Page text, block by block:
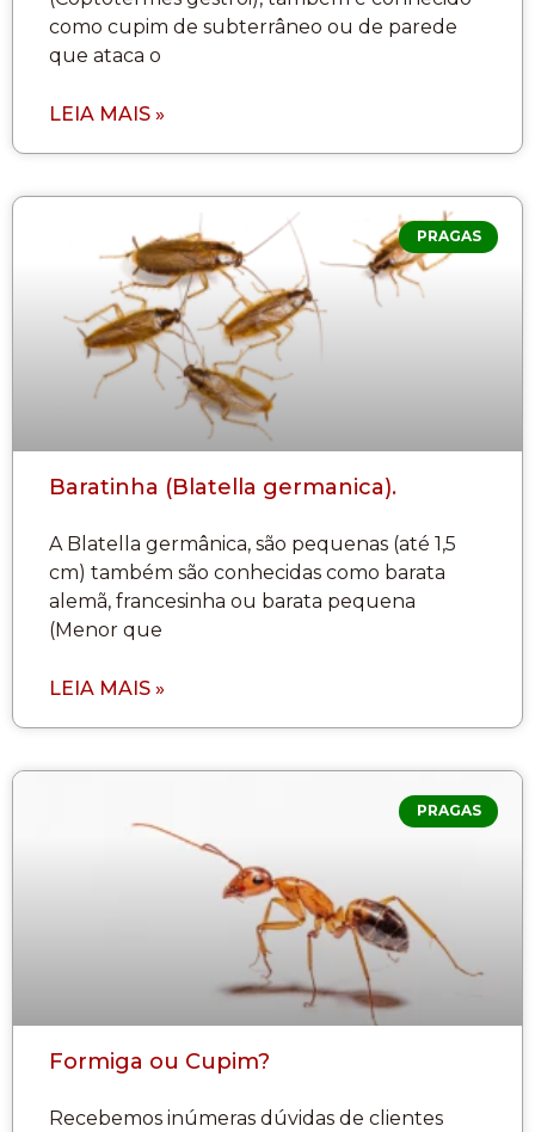
como cupim de subterrâneo ou de parede
que ataca o
LEIA MAIS »
PRAGAS
Baratinha (Blatella germanica).
A Blatella germânica, são pequenas (até 1,5
cm) também são conhecidas como barata
alemã, francesinha ou barata pequena
(Menor que
LEIA MAIS »
PRAGAS
Formiga ou Cupim?
Recebemos inúmeras dúvidas de clientes